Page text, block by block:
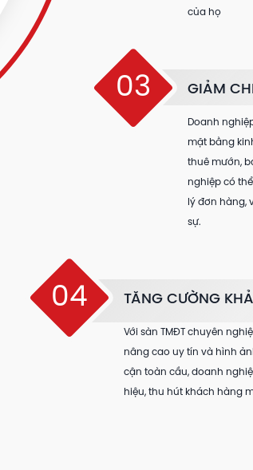
của họ
03 GIẢM
Doanh
mặt bằng
thuê mướn,
nghiệp có
lý đơn hàng,
sự.
04 TĂNG CƯỜNG
Với sàn TMĐT chuyên
nâng cao uy tín và hình
cận toàn cầu, doanh
hiệu, thu hút khách hàng